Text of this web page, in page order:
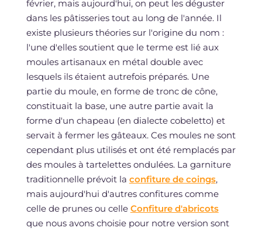
février, mais aujourd'hui, on peut les déguster
dans les pâtisseries tout au long de l'année. Il
existe plusieurs théories sur l'origine du nom :
l'une d'elles soutient que le terme est lié aux
moules artisanaux en métal double avec
lesquels ils étaient autrefois préparés. Une
partie du moule, en forme de tronc de cône,
constituait la base, une autre partie avait la
forme d'un chapeau (en dialecte cobeletto) et
servait à fermer les gâteaux. Ces moules ne sont
cependant plus utilisés et ont été remplacés par
des moules à tartelettes ondulées. La garniture
traditionnelle prévoit la confiture de coings,
mais aujourd'hui d'autres confitures comme
celle de prunes ou celle Confiture d'abricots
que nous avons choisie pour notre version sont